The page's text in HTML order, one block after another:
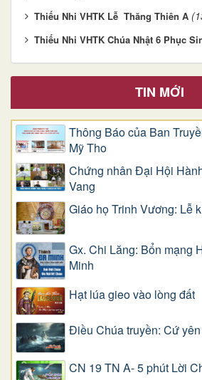
Thiếu Nhi VHTK Lễ Thăng Thiên A
Thiếu Nhi VHTK Chúa Nhật 6 Phục
TIN MỚI
Thông Báo của Ban
Mỹ Tho
Chứng nhân Đại Hội
Vang
Giáo họ Trinh Vương: Lễ
Gx. Chi Lăng: Bổn mạng
Minh
Hạt lúa gieo vào lòng đất
Điều Chúa truyền: Cứ
CN 19 TN A- 5 phút Lời